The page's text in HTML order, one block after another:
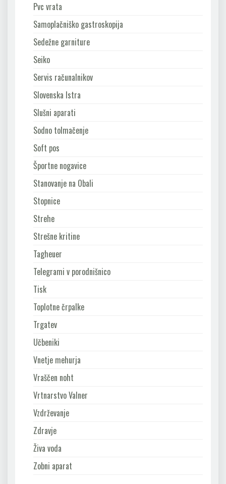
Pvc vrata
Samoplačniško gastroskopija
Sedežne garniture
Seiko
Servis računalnikov
Slovenska Istra
Slušni aparati
Sodno tolmačenje
Soft pos
Športne nogavice
Stanovanje na Obali
Stopnice
Strehe
Strešne kritine
Tagheuer
Telegrami v porodnišnico
Tisk
Toplotne črpalke
Trgatev
Učbeniki
Vnetje mehurja
Vraščen noht
Vrtnarstvo Valner
Vzdrževanje
Zdravje
Živa voda
Zobni aparat